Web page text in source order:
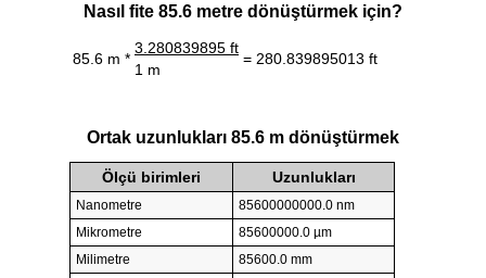
Nasıl fite 85.6 metre dönüştürmek için?
85.6 m *
3.280839895 ft
= 280.839895013 ft
1 m
Ortak uzunlukları 85.6 m dönüştürmek
Ölçü birimleri Uzunlukları
Nanometre
85600000000.0 nm
Mikrometre
85600000.0 µm
Milimetre
85600.0 mm